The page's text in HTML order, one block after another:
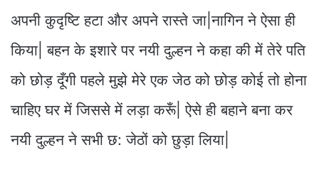
अपनी कुदृष्टि हटा और अपने रास्ते जा|नागिन ने ऐसा ही
किया| बहन के इशारे पर नयी दुल्हन ने कहा की में तेरे पति
को छोड़ दूँगी पहले मुझे मेरे एक जेठ को छोड़ कोई तो होना
चाहिए घर में जिससे में लड़ा करूँ| ऐसे ही बहाने बना कर
नयी दुल्हन ने सभी छ: जेठों को छुड़ा लिया|